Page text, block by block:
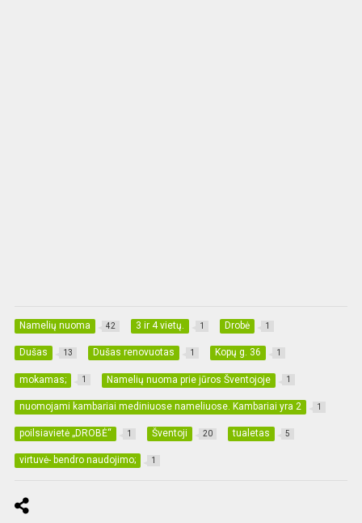
Namelių nuoma 42 3 ir 4 vietų. 1 Drobė 1
Dušas 13 Dušas renovuotas 1 Kopų g. 36 1
mokamas; 1 Namelių nuoma prie jūros Šventojoje 1
nuomojami kambariai mediniuose nameliuose. Kambariai yra 2 1
poilsiavietė „DROBĖ“ 1 Šventoji 20 tualetas 5
virtuvė- bendro naudojimo; 1